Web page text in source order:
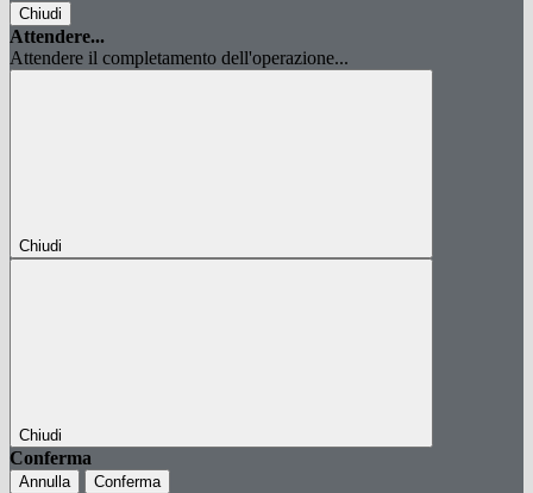
Chiudi
Attendere...
Attendere il completamento dell'operazione...
Chiudi
Chiudi
Conferma
Annulla Conferma